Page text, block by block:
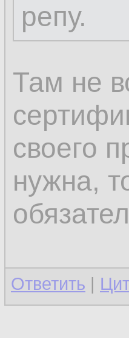
репу.
Там не
своего
нужна,
Ответить |